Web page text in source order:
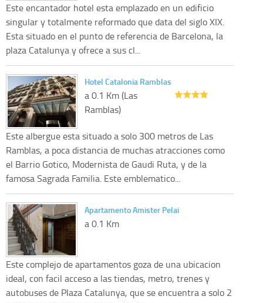
Este encantador hotel esta emplazado en un edificio
singular y totalmente reformado que data del siglo XIX.
Esta situado en el punto de referencia de Barcelona, la
plaza Catalunya y ofrece a sus cl...
Hotel Catalonia Ramblas
a 0.1 Km (Las
Ramblas)
Este albergue esta situado a solo 300 metros de Las
Ramblas, a poca distancia de muchas atracciones como
el Barrio Gotico, Modernista de Gaudi Ruta, y de la
famosa Sagrada Familia. Este emblematico...
Apartamento Amister Pelai
a 0.1 Km
Este complejo de apartamentos goza de una ubicacion
ideal, con facil acceso a las tiendas, metro, trenes y
autobuses de Plaza Catalunya, que se encuentra a solo 2